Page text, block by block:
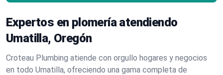
Expertos en plomería atendiendo
Umatilla, Oregón
Croteau Plumbing atiende con orgullo hogares y negocios
en todo Umatilla, ofreciendo una gama completa de